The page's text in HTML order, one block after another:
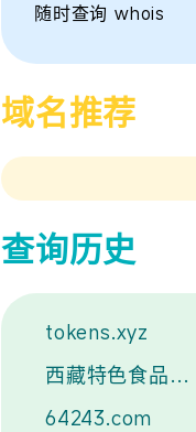
随时查询 whois
域名推荐
查询历史
tokens.xyz
西藏特色食品.中国
64243.com